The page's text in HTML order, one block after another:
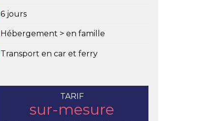
6 jours
Hébergement > en famille
Transport en car et ferry
TARIF
sur-mesure